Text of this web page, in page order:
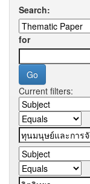
Search:
for
Current filters: